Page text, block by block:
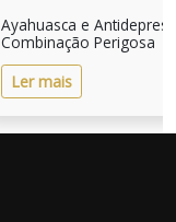
Ayahuasca e
Combinação Perigosa
Ler mais